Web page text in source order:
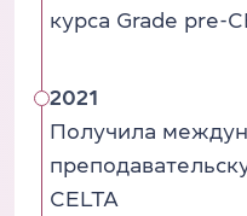
курса Grade pre-
2021
Получила
CELTA